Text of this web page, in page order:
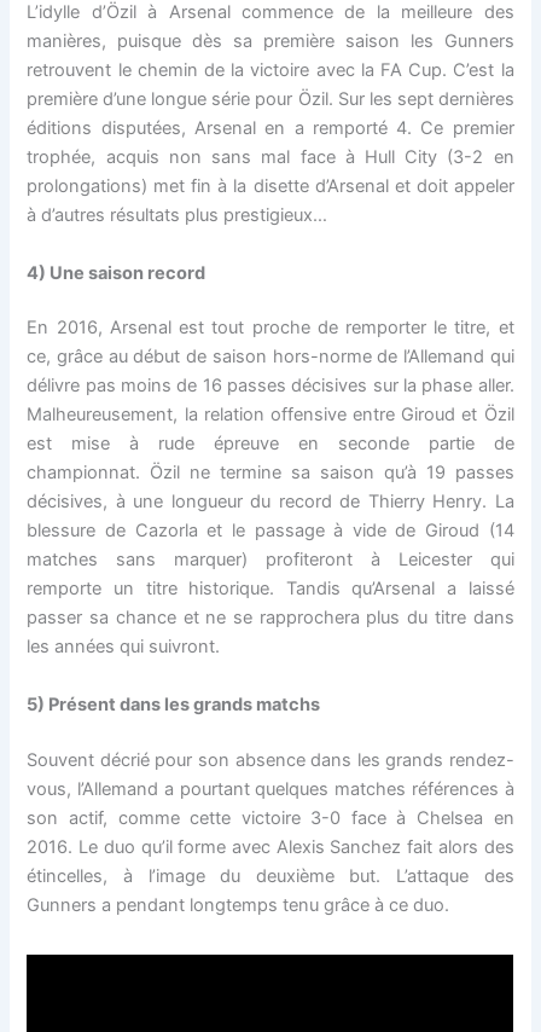
L’idylle d’Özil à Arsenal commence de la meilleure des
manières, puisque dès sa première saison les Gunners
retrouvent le chemin de la victoire avec la FA Cup. C’est la
première d’une longue série pour Özil. Sur les sept dernières
éditions disputées, Arsenal en a remporté 4. Ce premier
trophée, acquis non sans mal face à Hull City (3-2 en
prolongations) met fin à la disette d’Arsenal et doit appeler
à d’autres résultats plus prestigieux…
4) Une saison record
En 2016, Arsenal est tout proche de remporter le titre, et
ce, grâce au début de saison hors-norme de l’Allemand qui
délivre pas moins de 16 passes décisives sur la phase aller.
Malheureusement, la relation offensive entre Giroud et Özil
est mise à rude épreuve en seconde partie de
championnat. Özil ne termine sa saison qu’à 19 passes
décisives, à une longueur du record de Thierry Henry. La
blessure de Cazorla et le passage à vide de Giroud (14
matches sans marquer) profiteront à Leicester qui
remporte un titre historique. Tandis qu’Arsenal a laissé
passer sa chance et ne se rapprochera plus du titre dans
les années qui suivront.
5) Présent dans les grands matchs
Souvent décrié pour son absence dans les grands rendez-
vous, l’Allemand a pourtant quelques matches références à
son actif, comme cette victoire 3-0 face à Chelsea en
2016. Le duo qu’il forme avec Alexis Sanchez fait alors des
étincelles, à l’image du deuxième but. L’attaque des
Gunners a pendant longtemps tenu grâce à ce duo.